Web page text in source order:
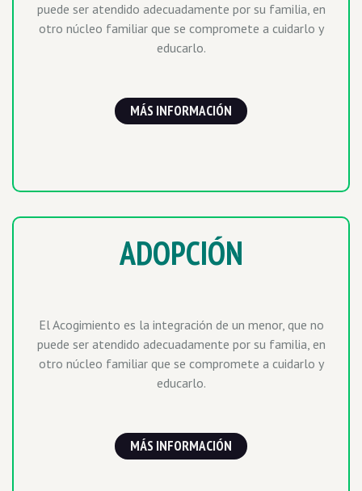
puede ser atendido adecuadamente por su familia, en
otro núcleo familiar que se compromete a cuidarlo y
educarlo.
MÁS INFORMACIÓN
ADOPCIÓN
El Acogimiento es la integración de un menor, que no
puede ser atendido adecuadamente por su familia, en
otro núcleo familiar que se compromete a cuidarlo y
educarlo.
MÁS INFORMACIÓN